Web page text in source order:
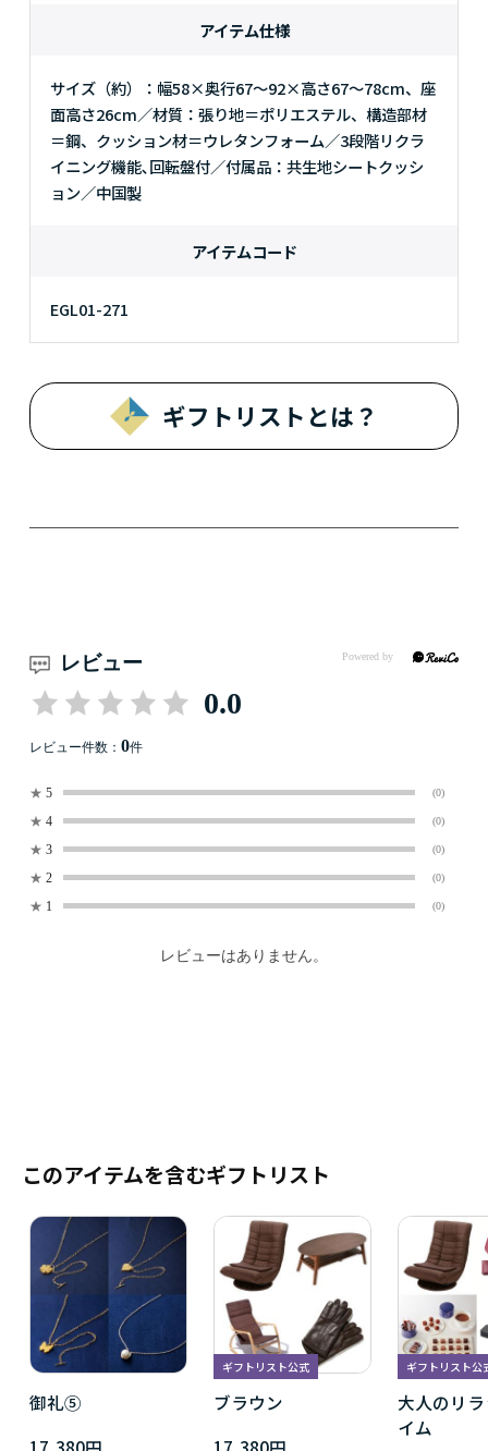
アイテム仕様
サイズ（約）：幅58×奥行67～92×高さ67～78cm、座
面高さ26cm／材質：張り地＝ポリエステル、構造部材
＝鋼、クッション材＝ウレタンフォーム／3段階リクラ
イニング機能､回転盤付／付属品：共生地シートクッシ
ョン／中国製
アイテムコード
EGL01-271
ギフトリストとは？
レビュー
0.0
レビュー件数： 0件
★ 5 (0)
★ 4 (0)
★ 3 (0)
★ 2 (0)
★ 1 (0)
レビューはありません。
このアイテムを含むギフトリスト
御礼⑤
ギフトリスト公式
ブラウン
ギフトリスト公
大人のリ
イム